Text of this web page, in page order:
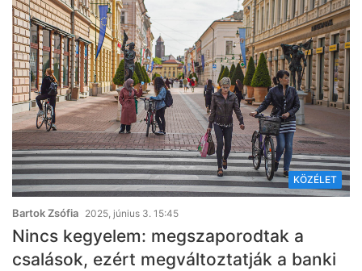
KÖZÉLET
Bartok Zsófia 2025, június 3. 15:45
Nincs kegyelem: megszaporodtak a
csalások, ezért megváltoztatják a banki